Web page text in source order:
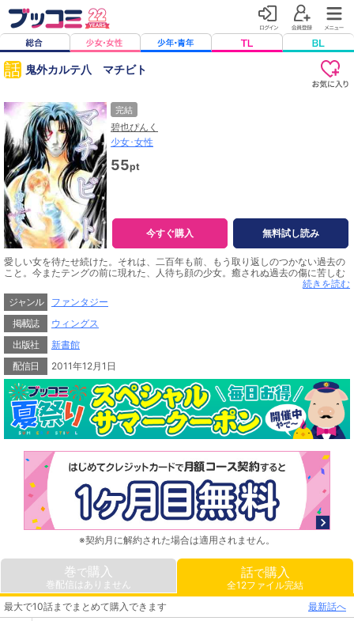
話 鬼外カルテ八 マチビト
完結
碧也ぴんく
少女･女性
55pt
今すぐ購入 無料試し読み
愛しい女を待たせ続けた。それは、二百年も前、もう取り返しのつかない過去の
こと。今またテングの前に現れた、人待ち顔の少女。癒されぬ過去の傷に苦しむ
テングは思わず彼女に声をかけるが、彼女は自分を傷つける行為を繰り返す、孤
独な少女だった……。
続きを読む
ジャンル
ファンタジー
掲載誌
ウィングス
出版社
新書館
配信日
2011年12月1日
※契約月に解約された場合は適用されません。
巻 で購入
巻配信はありません
話で購入
全12ファイル完結
最大で10話までまとめて購入できます
最新話へ